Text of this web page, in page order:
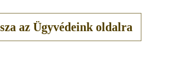
az Ügyvédeink oldalra